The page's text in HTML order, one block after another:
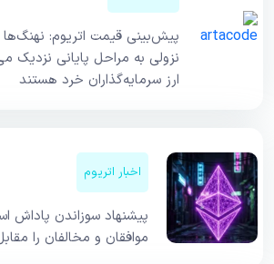
پیش‌بینی قیمت اتریوم: نهنگ‌ها
نزولی به مراحل پایانی
ارز سرمایه‌گذاران خرد هستند
اخبار اتریوم
پیشنهاد سوزاندن پاداش
موافقان و مخالفان را